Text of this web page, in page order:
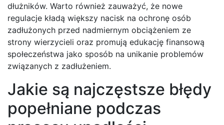
dłużników. Warto również zauważyć, że nowe
regulacje kładą większy nacisk na ochronę osób
zadłużonych przed nadmiernym obciążeniem ze
strony wierzycieli oraz promują edukację finansową
społeczeństwa jako sposób na unikanie problemów
związanych z zadłużeniem.
Jakie są najczęstsze błędy
popełniane podczas